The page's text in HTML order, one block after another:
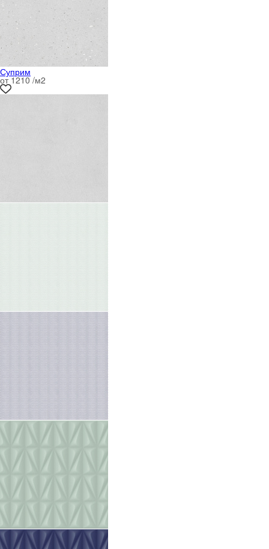
Суприм
от 1210 /м2